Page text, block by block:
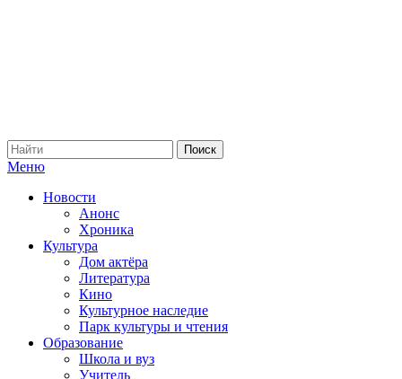
Меню
Новости
Анонс
Хроника
Культура
Дом актёра
Литература
Кино
Культурное наследие
Парк культуры и чтения
Образование
Школа и вуз
Учитель